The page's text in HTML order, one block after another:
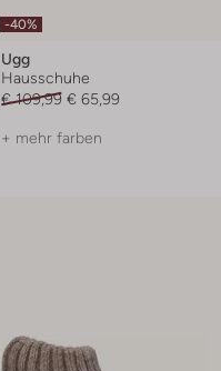
-40%
Ugg
Hausschuhe
€ 109,99 € 65,99
+ mehr farben